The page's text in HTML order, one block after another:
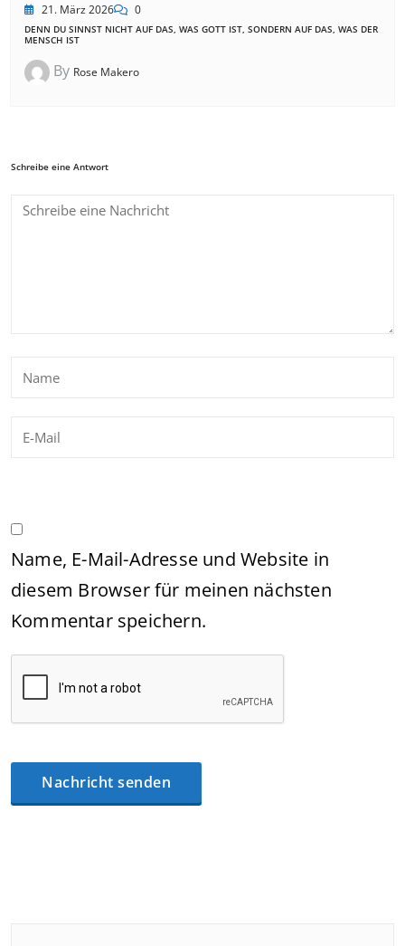
21. März 2026 0
DENN DU SINNST NICHT AUF DAS, WAS GOTT IST, SONDERN AUF DAS, WAS DER
MENSCH IST
By Rose Makero
Schreibe eine Antwort
Name, E-Mail-Adresse und Website in
diesem Browser für meinen nächsten
Kommentar speichern.